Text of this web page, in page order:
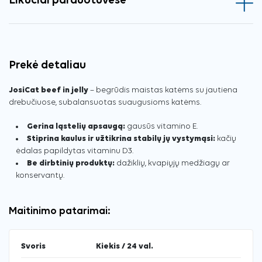
Prekė detaliau
JosiCat beef in jelly – begrūdis maistas katėms su jautiena
drebučiuose, subalansuotas suaugusioms katėms.
Gerina ląstelių apsaugą: gausūs vitamino E.
Stiprina kaulus ir užtikrina stabilų jų vystymąsi: kačių
ėdalas papildytas vitaminu D3.
Be dirbtinių produktų: dažiklių, kvapiųjų medžiagų ar
konservantų.
Maitinimo patarimai:
Svoris Kiekis / 24 val.